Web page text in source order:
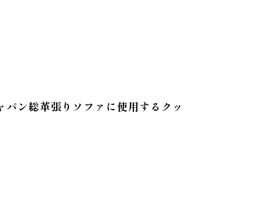
ン総革張りソファに使用するクッ